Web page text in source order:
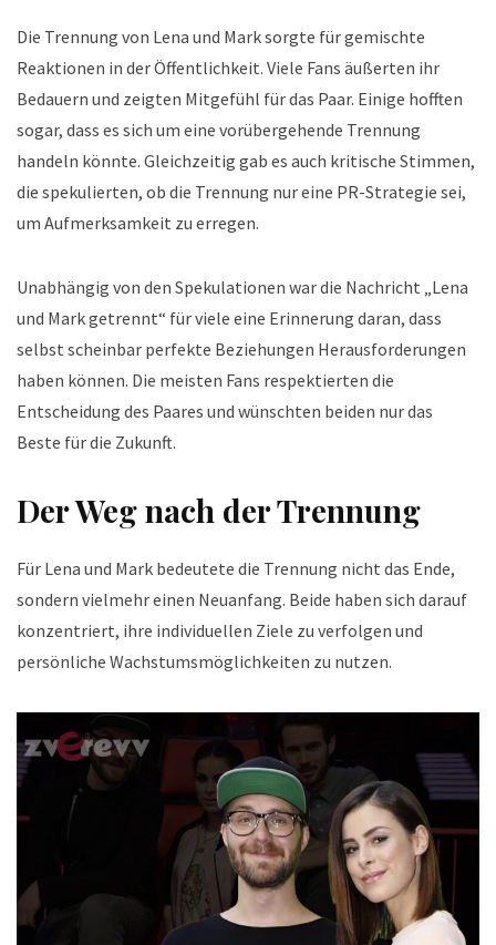
Die Trennung von Lena und Mark sorgte für gemischte
Reaktionen in der Öffentlichkeit. Viele Fans äußerten ihr
Bedauern und zeigten Mitgefühl für das Paar. Einige hofften
sogar, dass es sich um eine vorübergehende Trennung
handeln könnte. Gleichzeitig gab es auch kritische Stimmen,
die spekulierten, ob die Trennung nur eine PR-Strategie sei,
um Aufmerksamkeit zu erregen.
Unabhängig von den Spekulationen war die Nachricht „Lena
und Mark getrennt“ für viele eine Erinnerung daran, dass
selbst scheinbar perfekte Beziehungen Herausforderungen
haben können. Die meisten Fans respektierten die
Entscheidung des Paares und wünschten beiden nur das
Beste für die Zukunft.
Der Weg nach der Trennung
Für Lena und Mark bedeutete die Trennung nicht das Ende,
sondern vielmehr einen Neuanfang. Beide haben sich darauf
konzentriert, ihre individuellen Ziele zu verfolgen und
persönliche Wachstumsmöglichkeiten zu nutzen.